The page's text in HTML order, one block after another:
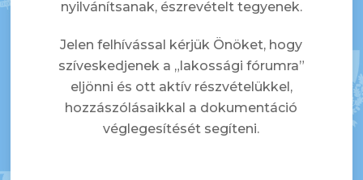
nyilvánítsanak, észrevételt tegyenek.
Jelen felhívással kérjük Önöket, hogy
szíveskedjenek a „lakossági fórumra”
eljönni és ott aktív részvételükkel,
hozzászólásaikkal a dokumentáció
véglegesítését segíteni.